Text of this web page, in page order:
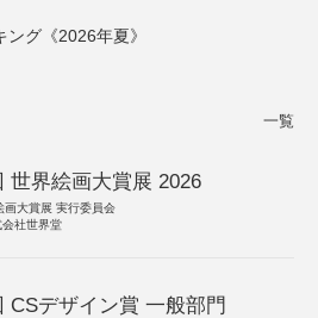
グ《2026年夏》
一覧
世界絵画大賞展 2026
画大賞展 実行委員会
社世界堂
CSデザイン賞 一般部門